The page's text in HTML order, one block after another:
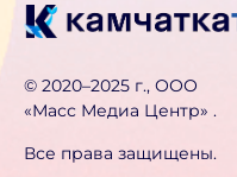
©️ 2020–2025 г., ООО
«Масс Медиа Центр» .
Все права защищены.